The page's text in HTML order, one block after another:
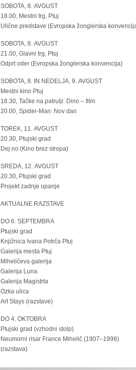
SOBOTA, 8. AVGUST
18.00, Mestni trg, Ptuj
Ulične predstave (Evropska žonglerska
SOBOTA, 8. AVGUST
21.00, Glavni trg, Ptuj
Odprt oder (Evropska žonglerska konvencija)
SOBOTA, 8. IN NEDELJA, 9. AVGUST
Mestni kino Ptuj
18.30, Tačke na patrulji: Dino – film
20.00, Spider-Man: Nov dan
TOREK, 11. AVGUST
20.30, Ptujski grad
Dej no (Kino brez stropa)
SREDA, 12. AVGUST
20.30, Ptujski grad
Projekt zadnje upanje
AKTUALNE RAZSTAVE
DO 6. SEPTEMBRA
Ptujski grad
Knjižnica Ivana Potrča Ptuj
Galerija mesta Ptuj
Miheličeva galerija
Galerija Luna
Galerija Magistrta
Ozka ulica
Art Stays (razstave)
DO 4. OKTOBRA
Ptujski grad (vzhodni stolp)
Neumorni risar France Mihelič (1907–1998)
(razstava)